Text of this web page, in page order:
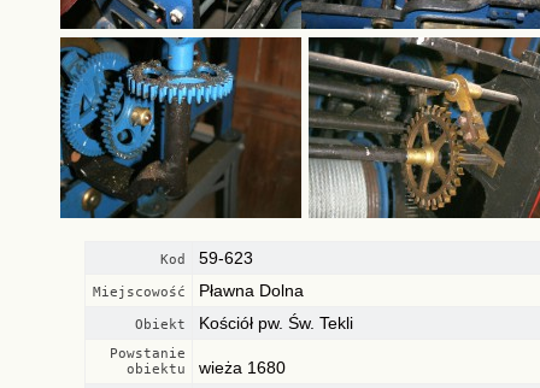
Kod 59-623
Miejscowość Pławna Dolna
Obiekt Kościół pw. Św. Tekli
Powstanie
obiektu
wieża 1680